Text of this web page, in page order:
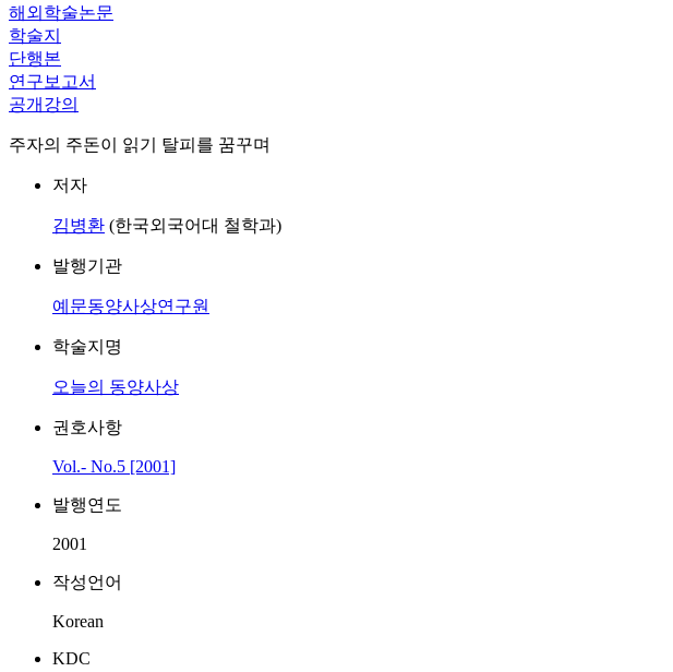
해외학술논문
학술지
단행본
연구보고서
공개강의
주자의 주돈이 읽기 탈피를 꿈꾸며
저자
김병환 (한국외국어대 철학과)
발행기관
예문동양사상연구원
학술지명
오늘의 동양사상
권호사항
Vol.- No.5 [2001]
발행연도
2001
작성언어
Korean
KDC